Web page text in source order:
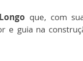
que, com
e guia na